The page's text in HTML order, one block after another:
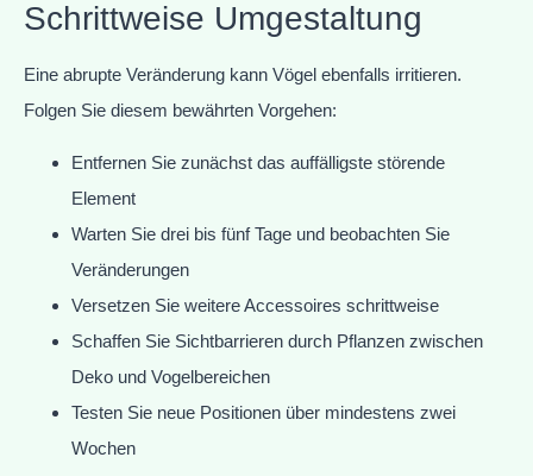
Schrittweise Umgestaltung
Eine abrupte Veränderung kann Vögel ebenfalls irritieren.
Folgen Sie diesem bewährten Vorgehen:
Entfernen Sie zunächst das auffälligste störende
Element
Warten Sie drei bis fünf Tage und beobachten Sie
Veränderungen
Versetzen Sie weitere Accessoires schrittweise
Schaffen Sie Sichtbarrieren durch Pflanzen zwischen
Deko und Vogelbereichen
Testen Sie neue Positionen über mindestens zwei
Wochen